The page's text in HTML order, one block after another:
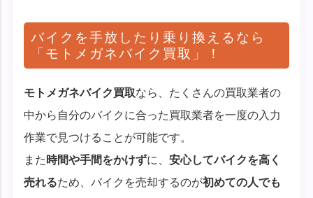
バイクを手放したり乗り換えるなら
「モトメガネバイク買取」！
モトメガネバイク買取なら、たくさんの買取業者の
中から自分のバイクに合った買取業者を一度の入力
作業で見つけることが可能です。
また 時間や手間をかけずに、安心してバイクを高く
売れるため、バイクを売却するのが初めての人でも